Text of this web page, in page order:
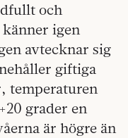
och
igen
avtecknar sig
giftiga
temperaturen
grader en
är högre än